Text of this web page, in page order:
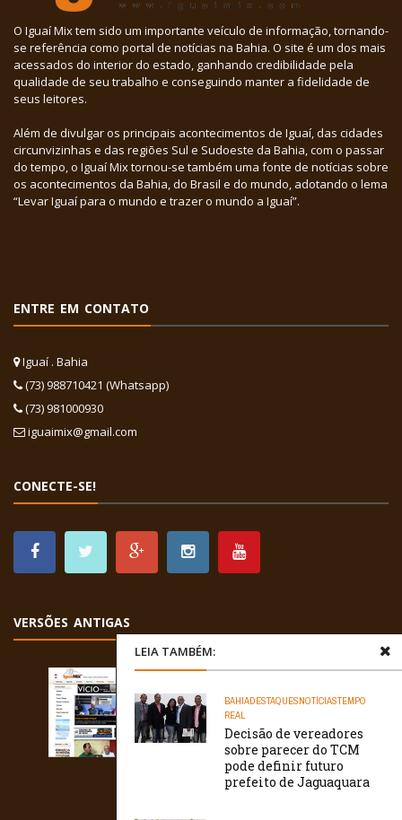
LEIA TAMBÉM:
BAHIADESTAQUESNOTÍCIASTEMPO
REAL
Decisão de vereadores
sobre parecer do TCM
pode definir futuro
prefeito de Jaguaquara
O Iguaí Mix tem sido um importante veículo de informação, tornando-
se referência como portal de notícias na Bahia. O site é um dos mais
acessados do interior do estado, ganhando credibilidade pela
qualidade de seu trabalho e conseguindo manter a fidelidade de
seus leitores.
Além de divulgar os principais acontecimentos de Iguaí, das cidades
circunvizinhas e das regiões Sul e Sudoeste da Bahia, com o passar
do tempo, o Iguaí Mix tornou-se também uma fonte de notícias sobre
os acontecimentos da Bahia, do Brasil e do mundo, adotando o lema
“Levar Iguaí para o mundo e trazer o mundo a Iguaí”.
ENTRE EM CONTATO
Iguaí . Bahia
(73) 988710421 (Whatsapp)
(73) 981000930
iguaimix@gmail.com
CONECTE-SE!
VERSÕES ANTIGAS